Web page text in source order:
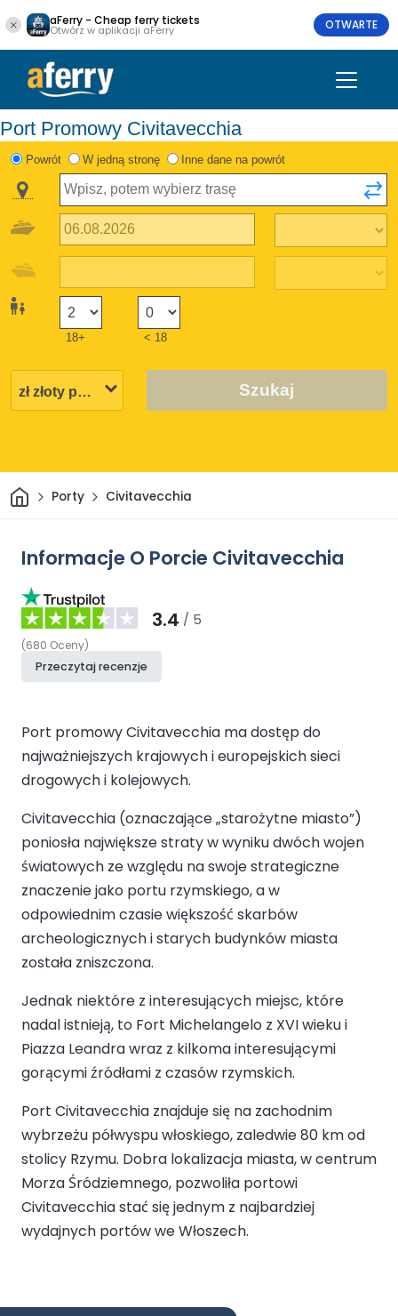
aFerry - Cheap ferry tickets
Otwórz w aplikacji aFerry OTWARTE
Port Promowy Civitavecchia
Powrót W jedną stronę Inne dane na powrót
18+ < 18
Szukaj
DomPorty Civitavecchia
Informacje O Porcie Civitavecchia
3.4 / 5
(680 Oceny)
Przeczytaj recenzje
Port promowy Civitavecchia ma dostęp do
najważniejszych krajowych i europejskich sieci
drogowych i kolejowych.
Civitavecchia (oznaczające „starożytne miasto”)
poniosła największe straty w wyniku dwóch wojen
światowych ze względu na swoje strategiczne
znaczenie jako portu rzymskiego, a w
odpowiednim czasie większość skarbów
archeologicznych i starych budynków miasta
została zniszczona.
Jednak niektóre z interesujących miejsc, które
nadal istnieją, to Fort Michelangelo z XVI wieku i
Piazza Leandra wraz z kilkoma interesującymi
gorącymi źródłami z czasów rzymskich.
Port Civitavecchia znajduje się na zachodnim
wybrzeżu półwyspu włoskiego, zaledwie 80 km od
stolicy Rzymu. Dobra lokalizacja miasta, w centrum
Morza Śródziemnego, pozwoliła portowi
Civitavecchia stać się jednym z najbardziej
wydajnych portów we Włoszech.